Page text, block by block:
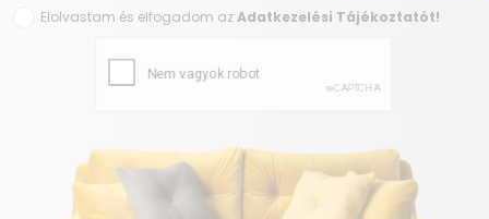
Elolvastam és elfogadom azAdatkezelési Tájékoztatót!